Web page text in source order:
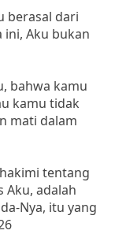
berasal dari
ini, Aku bukan
bahwa kamu
kamu tidak
mati dalam
tentang
Aku, adalah
Nya, itu yang